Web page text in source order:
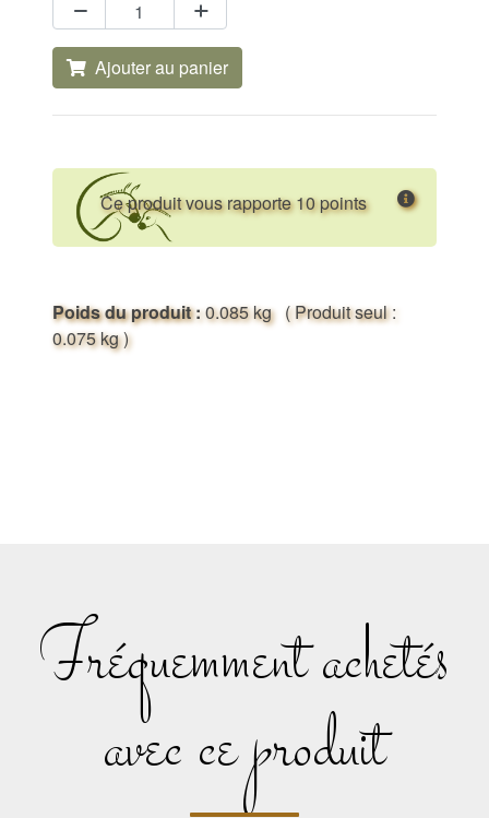
Ajouter au panier
Ce produit vous rapporte 10 points
Poids du produit :0.085 kg ( Produit seul :
0.075 kg )
fréquemment achetés
avec ce produit